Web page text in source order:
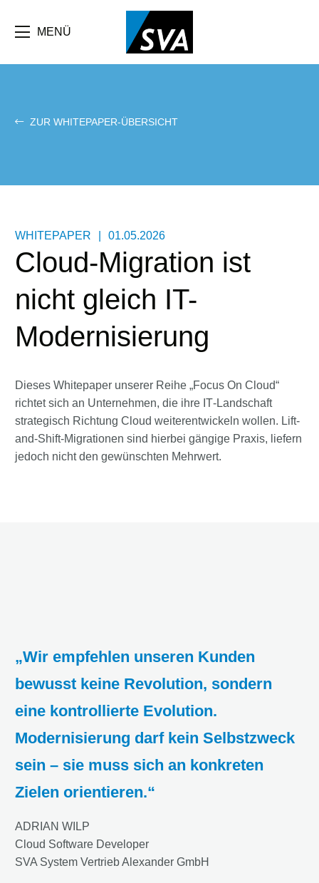
Inhalt
MENÜ
ZUR WHITEPAPER-ÜBERSICHT
WHITEPAPER 01.05.2026
Cloud-Migration ist
nicht gleich IT-
Modernisierung
Dieses Whitepaper unserer Reihe „Focus On Cloud“
richtet sich an Unternehmen, die ihre IT‑Landschaft
strategisch Richtung Cloud weiterentwickeln wollen. Lift-
and-Shift-Migrationen sind hierbei gängige Praxis, liefern
jedoch nicht den gewünschten Mehrwert.
Wir empfehlen unseren Kunden
bewusst keine Revolution, sondern
eine kontrollierte Evolution.
Modernisierung darf kein Selbstzweck
sein – sie muss sich an konkreten
Zielen orientieren.
ADRIAN WILP
Cloud Software Developer
SVA System Vertrieb Alexander GmbH